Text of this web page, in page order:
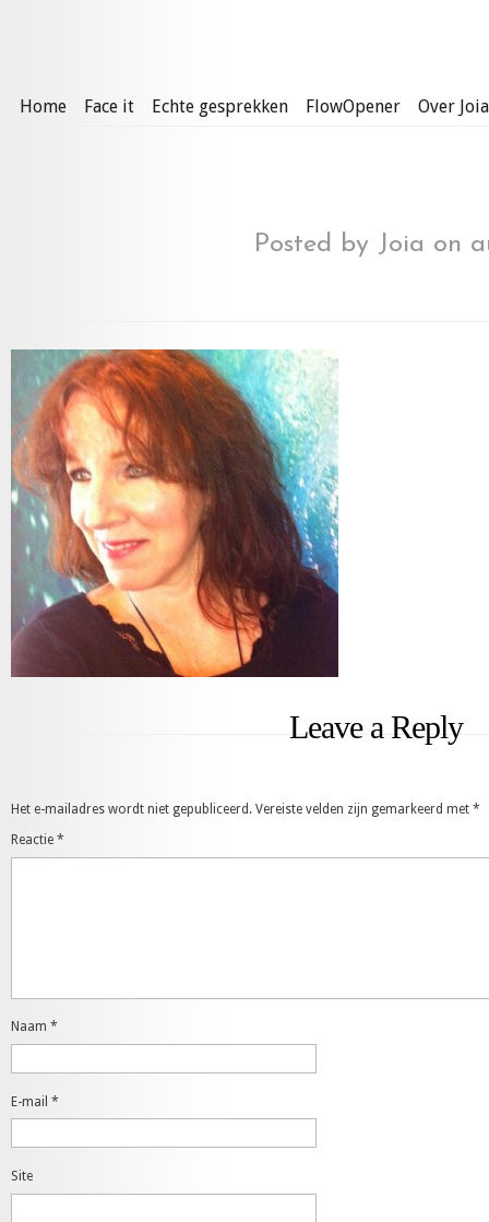
Home Face it Echte gesprekken FlowOpener Over Joia
Posted by Joia on
Leave a Reply
Het e-mailadres wordt niet gepubliceerd. Vereiste velden zijn gemarkeerd met *
Reactie *
Naam *
E-mail *
Site